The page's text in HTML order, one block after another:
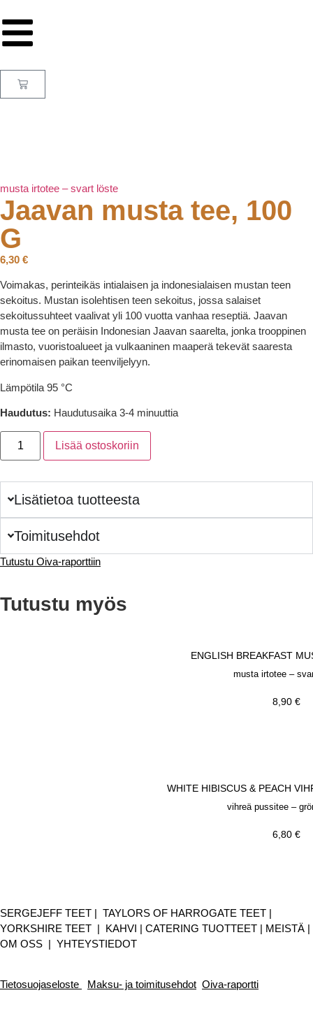
musta irtotee – svart löste
Jaavan musta tee, 100
G
6,30 €
Voimakas, perinteikäs intialaisen ja indonesialaisen mustan teen
sekoitus. Mustan isolehtisen teen sekoitus, jossa salaiset
sekoitussuhteet vaalivat yli 100 vuotta vanhaa reseptiä. Jaavan
musta tee on peräisin Indonesian Jaavan saarelta, jonka trooppinen
ilmasto, vuoristoalueet ja vulkaaninen maaperä tekevät saaresta
erinomaisen paikan teenviljelyyn.
Lämpötila 95 °C
Haudutus: Haudutusaika 3-4 minuuttia
Lisää ostoskoriin
Lisätietoa tuotteesta
Toimitusehdot
Tutustu Oiva-raporttiin
Tutustu myös
ENGLISH BREAKFAST
musta irtotee –
8,90 €
WHITE HIBISCUS & PEACH
vihreä pussitee –
6,80 €
SERGEJEFF TEET | TAYLORS OF HARROGATE TEET |
YORKSHIRE TEET | KAHVI | CATERING TUOTTEET | MEISTÄ |
OM OSS | YHTEYSTIEDOT
Tietosuojaseloste Maksu- ja toimitusehdot Oiva-raportti